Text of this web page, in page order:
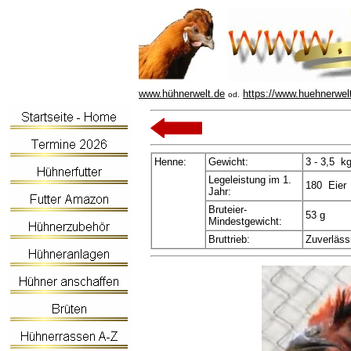
www.hühnerwelt.de od. https://
Henne: Gewicht:
3 - 3,5 kg
Legeleistung im 1.
Jahr:
180 Eier
Bruteier-
Mindestgewicht:
53 g
Bruttrieb: